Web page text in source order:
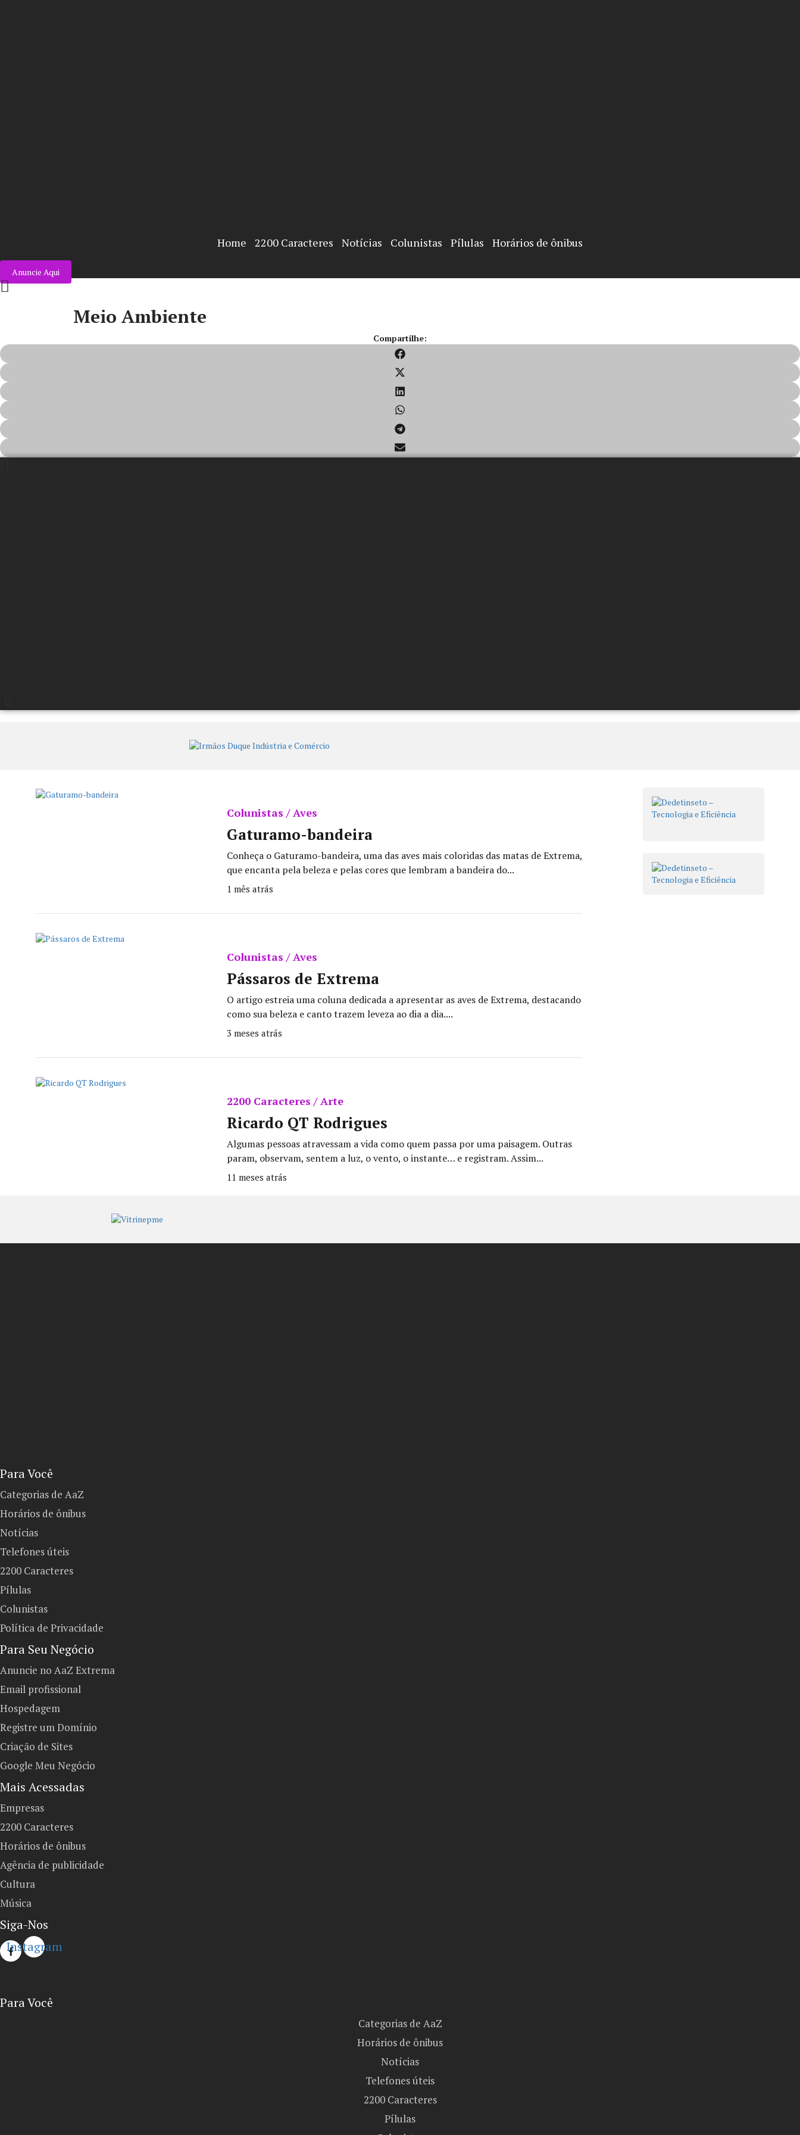
Home 2200 Caracteres Notícias Colunistas Pílulas Horários de ônibus
Anuncie Aqui
Meio Ambiente
Compartilhe:
Colunistas / Aves
Gaturamo-bandeira
Conheça o Gaturamo-bandeira, uma das aves mais coloridas das matas de Extrema,
que encanta pela beleza e pelas cores que lembram a bandeira do...
1 mês atrás
Colunistas / Aves
Pássaros de Extrema
O artigo estreia uma coluna dedicada a apresentar as aves de Extrema, destacando
como sua beleza e canto trazem leveza ao dia a dia....
3 meses atrás
2200 Caracteres / Arte
Ricardo QT Rodrigues
Algumas pessoas atravessam a vida como quem passa por uma paisagem. Outras
param, observam, sentem a luz, o vento, o instante… e registram. Assim...
11 meses atrás
Para Você
Categorias de AaZ
Horários de ônibus
Notícias
Telefones úteis
2200 Caracteres
Pílulas
Colunistas
Política de Privacidade
Para Seu Negócio​
Anuncie no AaZ Extrema
Email profissional
Hospedagem
Registre um Domínio
Criação de Sites
Google Meu Negócio
Mais Acessadas
Empresas
2200 Caracteres
Horários de ônibus
Agência de publicidade
Cultura
Música
Siga-Nos
Instagram
Para Você
Categorias de AaZ
Horários de ônibus
Notícias
Telefones úteis
2200 Caracteres
Pílulas